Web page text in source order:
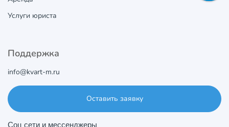
Услуги юриста
Поддержка
info@kvart-m.ru
Оставить заявку
Соц сети и мессенджеры